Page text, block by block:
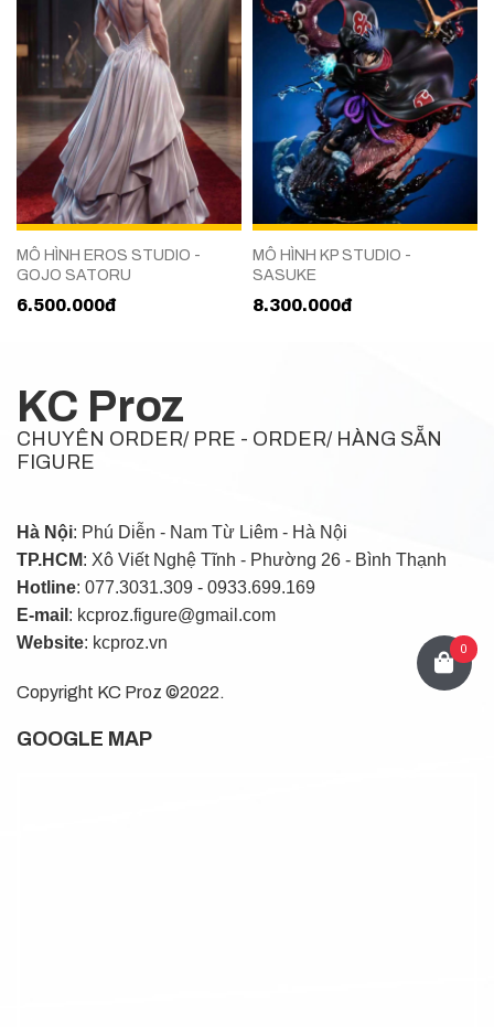
STUDIO -
MÔ HÌNH KP STUDIO -
8.300.000đ
MÔ HÌNH
KC Proz
CHUYÊN ORDER/ PRE - ORDER/ HÀNG SẴN
FIGURE
Hà Nội: Phú Diễn - Nam Từ Liêm - Hà Nội
TP.HCM: Xô Viết Nghệ Tĩnh - Phường 26 - Bình Thạnh
Hotline: 077.3031.309 - 0933.699.169
E-mail : kcproz.figure@gmail.com
Website: kcproz.vn
Copyright KC Proz ©2022.
GOOGLE MAP
0